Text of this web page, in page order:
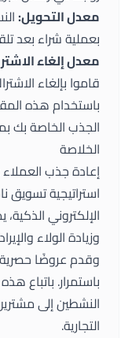
معدل التحويل:
بعملية شراء بعد
معدل إلغاء
قاموا بإلغاء
باستخدام هذه
الجذب الخاصة بك
الخلاصة
إعادة جذب
استراتيجية تسويق
الإلكتروني
وزيادة الولاء
وقدم عروضًا
باستمرار. باتباع
النشطين إلى
التجارية.